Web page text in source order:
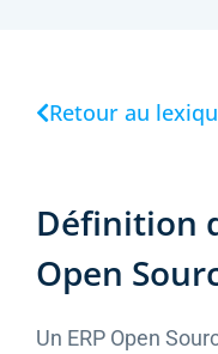
Retour au
Définition
Open
Un ERP Open